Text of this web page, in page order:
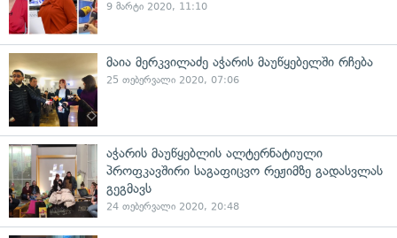
9 მარტი 2020, 11:10
მაია მერკვილაძე აჭარის მაუწყებელში რჩება
25 თებერვალი 2020, 07:06
აჭარის მაუწყებლის ალტერნატიული
პროფკავშირი საგაფიცვო რეჟიმზე გადასვლას
გეგმავს
24 თებერვალი 2020, 20:48